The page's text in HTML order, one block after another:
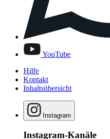
YouTube
Hilfe
Kontakt
Inhaltsübersicht
Instagram
Instagram-Kanäle